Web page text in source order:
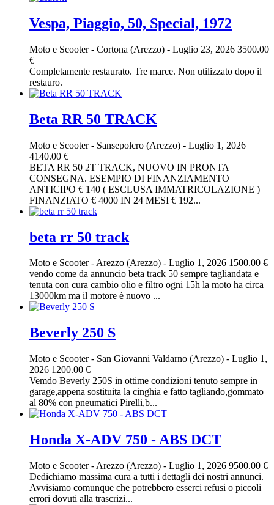
Vespa, Piaggio, 50, Special, 1972
Moto e Scooter- Cortona (Arezzo) - Luglio 23, 2026 3500.00
€
Completamente restaurato. Tre marce. Non utilizzato dopo il
restauro.
Beta RR 50 TRACK
Moto e Scooter- Sansepolcro (Arezzo) - Luglio 1, 2026
4140.00 €
BETA RR 50 2T TRACK, NUOVO IN PRONTA
CONSEGNA. ESEMPIO DI FINANZIAMENTO
ANTICIPO € 140 ( ESCLUSA IMMATRICOLAZIONE )
FINANZIATO € 4000 IN 24 MESI € 192...
beta rr 50 track
Moto e Scooter-Arezzo (Arezzo) - Luglio 1, 2026 1500.00 €
vendo come da annuncio beta track 50 sempre tagliandata e
tenuta con cura cambio olio e filtro ogni 15h la moto ha circa
13000km ma il motore è nuovo ...
Beverly 250 S
Moto e Scooter- San Giovanni Valdarno (Arezzo) - Luglio 1,
2026 1200.00 €
Vemdo Beverly 250S in ottime condizioni tenuto sempre in
garage,appena sostituita la cinghia e fatto tagliando,gommato
al 80% con pneumatici Pirelli,b...
Honda X-ADV 750 - ABS DCT
Moto e Scooter- Arezzo (Arezzo) - Luglio 1, 2026 9500.00 €
Dedichiamo massima cura a tutti i dettagli dei nostri annunci.
Avvisiamo comunque che potrebbero esserci refusi o piccoli
errori dovuti alla trascrizi...